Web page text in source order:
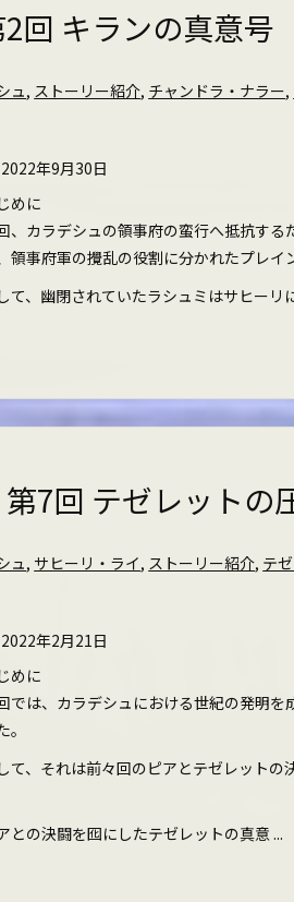
2回 キランの真意号
ュ, ストーリー紹介, チャンドラ・ナラー,
2022年9月30日
めに
、カラデシュの領事府の蛮行へ抵抗す
領事府軍の攪乱の役割に分かれたプレイ
て、幽閉されていたラシュミはサヒーリ
第7回 テゼレットの
ュ, サヒーリ・ライ, ストーリー紹介, テ
2022年2月21日
めに
では、カラデシュにおける世紀の発明
。
て、それは前々回のピアとテゼレット
との決闘を囮にしたテゼレットの真意 ...